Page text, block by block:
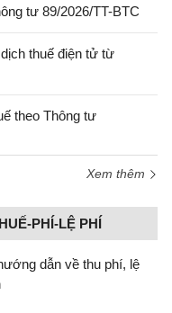
tư 89/2026/TT-BTC
thuế điện tử từ
theo Thông tư
Xem thêm
PHÍ-LỆ PHÍ
dẫn về thu phí, lệ